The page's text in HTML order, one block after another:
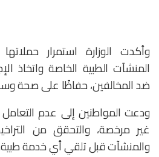
وأكدت الوزارة استمرار
المنشآت الطبية الخاصة واتخاذ
ضد المخالفين، حفاظًا على صحة
ودعت المواطنين إلى عدم
غير مرخصة، والتحقق من
والمنشآت قبل تلقي أي خدمة